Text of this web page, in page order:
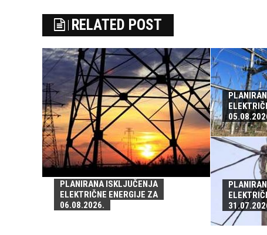
RELATED POST
PLANIRANA ISKLJUČENJA
ELEKTRIČNE ENERGIJE ZA
06.08.2026.